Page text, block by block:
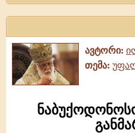
ავტორი:
თემა: